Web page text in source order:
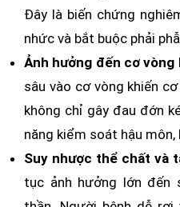
Đây là biến chứng
nhức và bắt buộc phải
Ảnh hưởng đến cơ vòng
sâu vào cơ vòng khiến
không chỉ gây đau đớn
năng kiểm soát hậu
Suy nhược thể chất và
tục ảnh hưởng lớn đến